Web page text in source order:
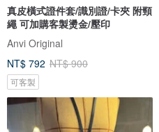
真皮橫式證件套/識別證/卡夾 附頸
繩 可加購客製燙金/壓印
Anvi Original
NT$ 792 NT$ 900
可客製